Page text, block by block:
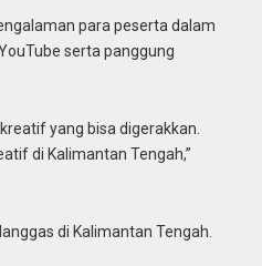
para peserta dalam
serta panggung
yang bisa digerakkan.
di Kalimantan Tengah,”
di Kalimantan Tengah.